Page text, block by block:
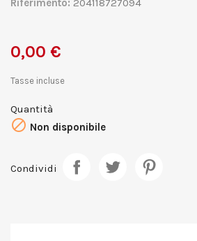
Riferimento: 204118727094
0,00 €
Tasse incluse
Quantità
 Non disponibile
Condividi